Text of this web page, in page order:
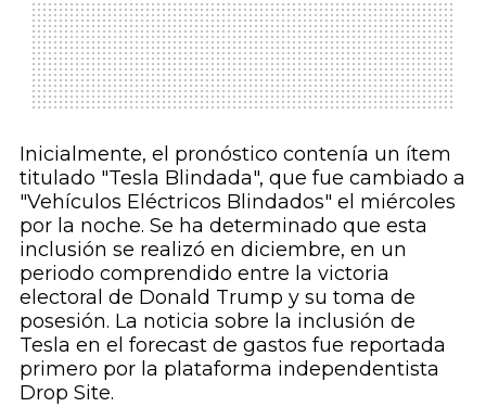
Inicialmente, el pronóstico contenía un ítem
titulado "Tesla Blindada", que fue cambiado a
"Vehículos Eléctricos Blindados" el miércoles
por la noche. Se ha determinado que esta
inclusión se realizó en diciembre, en un
periodo comprendido entre la victoria
electoral de Donald Trump y su toma de
posesión. La noticia sobre la inclusión de
Tesla en el forecast de gastos fue reportada
primero por la plataforma independentista
Drop Site.